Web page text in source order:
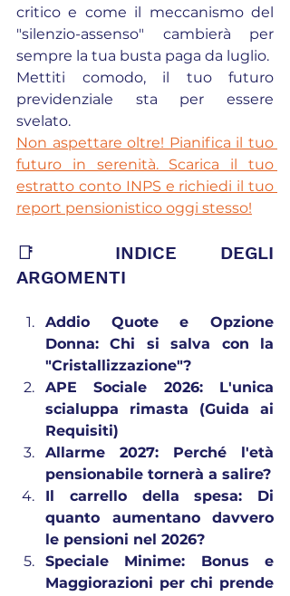
critico e come il meccanismo del
"silenzio-assenso" cambierà per
sempre la tua busta paga da luglio.
Mettiti comodo, il tuo futuro
previdenziale sta per essere
svelato.
Non aspettare oltre! Pianifica il tuo
futuro in serenità. Scarica il tuo
estratto conto INPS e richiedi il tuo
report pensionistico oggi stesso!
📑 INDICE DEGLI
ARGOMENTI
Addio Quote e Opzione
Donna: Chi si salva con la
"Cristallizzazione"?
APE Sociale 2026: L'unica
scialuppa rimasta (Guida ai
Requisiti)
Allarme 2027: Perché l'età
pensionabile tornerà a salire?
Il carrello della spesa: Di
quanto aumentano davvero
le pensioni nel 2026?
Speciale Minime: Bonus e
Maggiorazioni per chi prende